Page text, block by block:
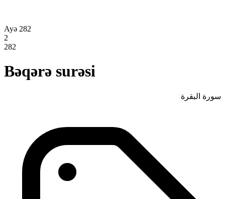
Ayə 282
2
282
Bəqərə surəsi
سورة البقرة